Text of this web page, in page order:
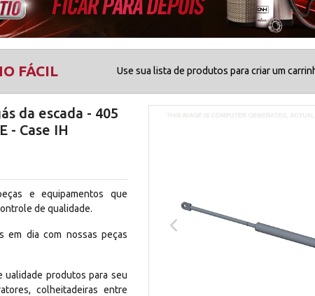
FÁCIL Use sua lista de produtos para criar um
da escada - 405
- Case IH
e equipamentos que
de qualidade.
em dia com nossas peças
ualidade produtos para seu
colheitadeiras entre